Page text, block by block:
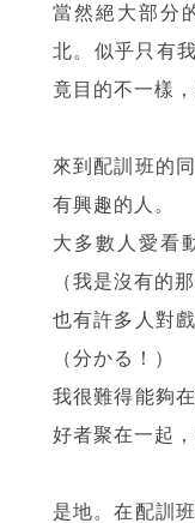
當然絕大部分
北。似乎只有
竟目的不一樣
來到配訓班的
有興趣的人。
大多數人愛看
（我是沒有的
也有許多人對
（分かる！）
我很難得能夠
好者聚在一起
是地。在配訓